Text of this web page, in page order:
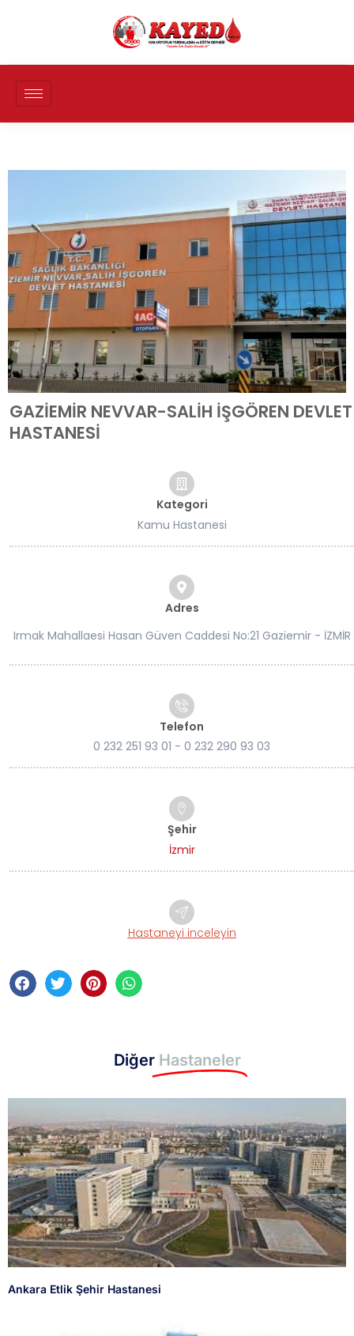
GAZİEMİR NEVVAR-SALİH İŞGÖREN DEVLET
HASTANESİ
Kategori
Kamu Hastanesi
Adres
Irmak Mahallaesi Hasan Güven Caddesi No:21 Gaziemir - İZMİR
Telefon
0 232 251 93 01 - 0 232 290 93 03
Şehir
İzmir
Hastaneyi inceleyin
Diğer Hastaneler
Ankara Etlik Şehir Hastanesi